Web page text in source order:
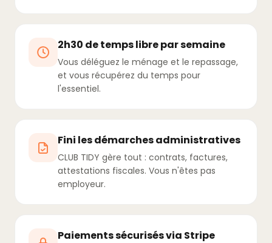
2h30 de temps libre par semaine
Vous déléguez le ménage et le repassage,
et vous récupérez du temps pour
l'essentiel.
Fini les démarches administratives
CLUB TIDY gère tout : contrats, factures,
attestations fiscales. Vous n'êtes pas
employeur.
Paiements sécurisés via Stripe